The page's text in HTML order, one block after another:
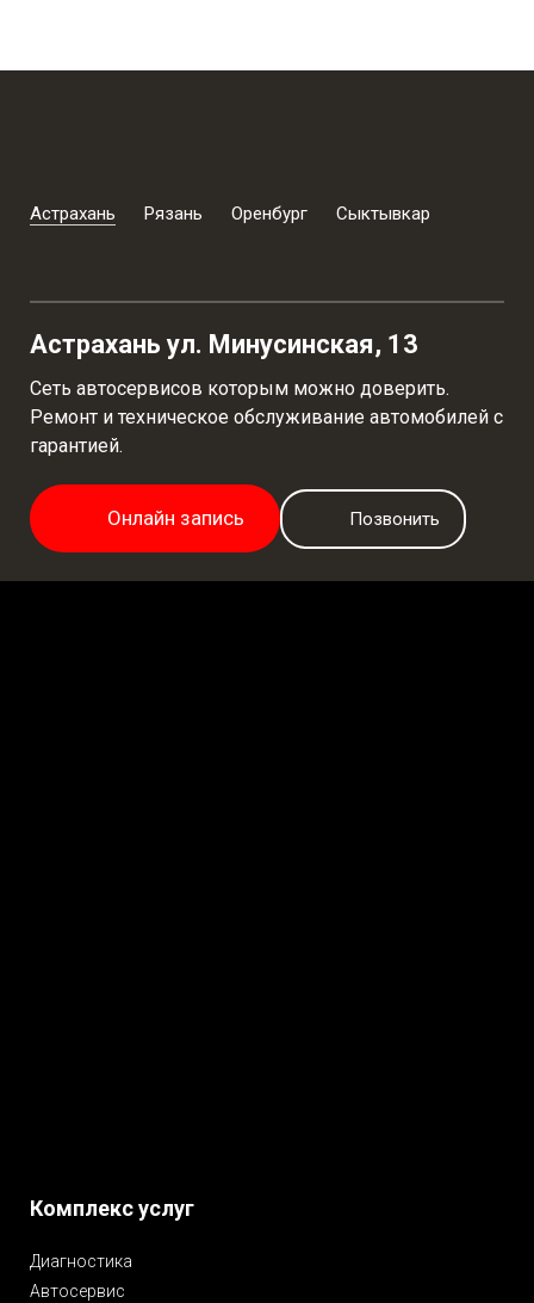
Астрахань Рязань Оренбург Сыктывкар
Астрахань ул. Минусинская, 13
Сеть автосервисов которым можно доверить.
Ремонт и техническое обслуживание автомобилей с
гарантией.
Онлайн запись Позвонить
Комплекс услуг
Диагностика
Автосервис